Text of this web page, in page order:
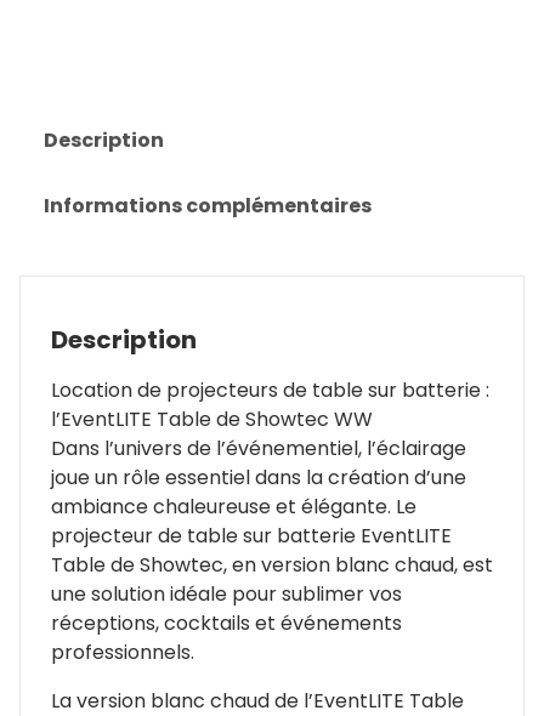
Table-
|
Description
Informations complémentaires
Description
Location de projecteurs de table sur batterie :
l’EventLITE Table de Showtec WW
Dans l’univers de l’événementiel, l’éclairage
joue un rôle essentiel dans la création d’une
ambiance chaleureuse et élégante. Le
projecteur de table sur batterie EventLITE
Table de Showtec, en version blanc chaud, est
une solution idéale pour sublimer vos
réceptions, cocktails et événements
professionnels.
La version blanc chaud de l’EventLITE Table